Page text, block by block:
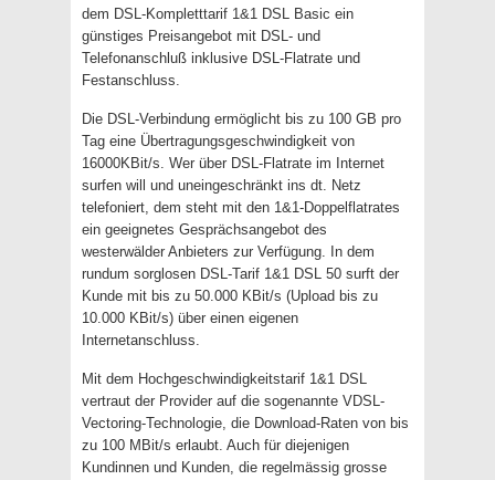
dem DSL-Kompletttarif 1&1 DSL Basic ein
günstiges Preisangebot mit DSL- und
Telefonanschluß inklusive DSL-Flatrate und
Festanschluss.
Die DSL-Verbindung ermöglicht bis zu 100 GB pro
Tag eine Übertragungsgeschwindigkeit von
16000KBit/s. Wer über DSL-Flatrate im Internet
surfen will und uneingeschränkt ins dt. Netz
telefoniert, dem steht mit den 1&1-Doppelflatrates
ein geeignetes Gesprächsangebot des
westerwälder Anbieters zur Verfügung. In dem
rundum sorglosen DSL-Tarif 1&1 DSL 50 surft der
Kunde mit bis zu 50.000 KBit/s (Upload bis zu
10.000 KBit/s) über einen eigenen
Internetanschluss.
Mit dem Hochgeschwindigkeitstarif 1&1 DSL
vertraut der Provider auf die sogenannte VDSL-
Vectoring-Technologie, die Download-Raten von bis
zu 100 MBit/s erlaubt. Auch für diejenigen
Kundinnen und Kunden, die regelmässig grosse